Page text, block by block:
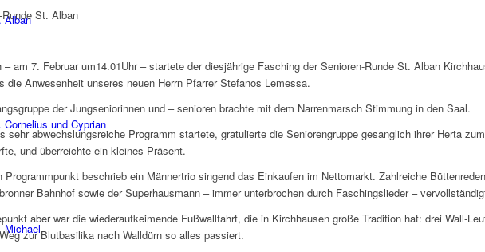
Alban
Cornelius und Cyprian
Michael
St. Alban
– am 7. Februar um14.01Uhr – startete der diesjährige Fasching der Senioren-Runde St. Alban
die Anwesenheit unseres neuen Herrn Pfarrer Stefanos Lemessa.
der Jungseniorinnen und – senioren brachte mit dem Narrenmarsch Stimmung in den Saal.
sehr abwechslungsreiche Programm startete, gratulierte die Seniorengruppe gesanglich ihrer Herta
und überreichte ein kleines Präsent.
Programmpunkt beschrieb ein Männertrio singend das Einkaufen im Nettomarkt. Zahlreiche
Bahnhof sowie der Superhausmann – immer unterbrochen durch Faschingslieder –
aber war die wiederaufkeimende Fußwallfahrt, die in Kirchhausen große Tradition hat: drei Wall-
zur Blutbasilika nach Walldürn so alles passiert.